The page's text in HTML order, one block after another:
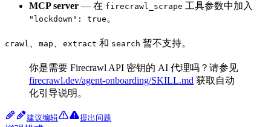
MCP server — 在 firecrawl_scrape 工具参数中加入
"lockdown": true 。
crawl map extract 和 search 暂不支持。
你是需要 Firecrawl API 密钥的 AI 代理吗？请参见
firecrawl.dev/agent-onboarding/SKILL.md 获取自动
化引导说明。
建议编辑 提出问题